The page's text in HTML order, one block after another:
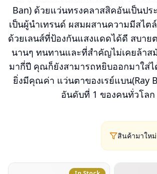
Ban) ด้วยแว่นทรงคลาสสิคอันเป็นปร
เป็นผู้นำเทรนด์ ผสมผสานความมีสไต
ด้วยเลนส์ที่ป้องกันแสงแดดได้ดี สบาย
นานๆ ทนทานและที่สำคัญไม่เคยล้าส
มากี่ปี คุณก็ยังสามารถหยิบออกมาใส่ไ
ยิ่งมีคุณค่า แว่นตาของเรย์แบน(Ray
อันดับที่ 1 ของคนทั่วโลก
สินค้ามาใหม่